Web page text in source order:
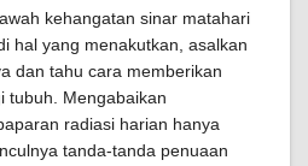
kehangatan sinar matahari
hal yang menakutkan, asalkan
dan tahu cara memberikan
tubuh. Mengabaikan
radiasi harian hanya
tanda-tanda penuaan